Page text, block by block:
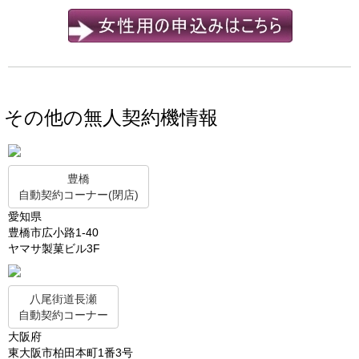
その他の無人契約機情報
豊橋
自動契約コーナー(閉店)
愛知県
豊橋市広小路1-40
ヤマサ製菓ビル3F
八尾街道長瀬
自動契約コーナー
大阪府
東大阪市柏田本町1番3号